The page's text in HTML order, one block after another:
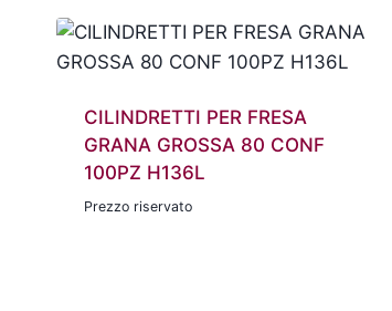
CILINDRETTI PER FRESA
GRANA GROSSA 80 CONF
100PZ H136L
Prezzo riservato